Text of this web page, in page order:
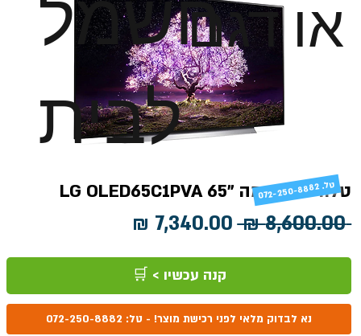
או דגם
לבית
טלוויזיה חכמה "65 LG OLED65C1PVA
‏8,600.00 ‏₪
מחיר
רגיל
מבצע
קנה עכשיו > 🛒
נא לבדוק מלאי לפני רכישת מוצר! - טל: 072-250-8882
072-250-8882 .טל